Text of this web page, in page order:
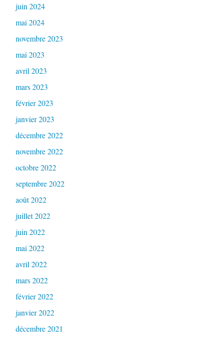
juin 2024
mai 2024
novembre 2023
mai 2023
avril 2023
mars 2023
février 2023
janvier 2023
décembre 2022
novembre 2022
octobre 2022
septembre 2022
août 2022
juillet 2022
juin 2022
mai 2022
avril 2022
mars 2022
février 2022
janvier 2022
décembre 2021